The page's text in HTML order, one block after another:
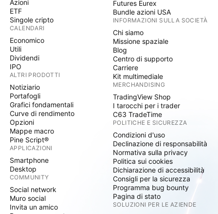
Azioni
ETF
Singole cripto
CALENDARI
Economico
Utili
Dividendi
IPO
ALTRI PRODOTTI
Notiziario
Portafogli
Grafici fondamentali
Curve di rendimento
Opzioni
Mappe macro
Pine Script®
APPLICAZIONI
Smartphone
Desktop
COMMUNITY
Social network
Muro social
Invita un amico
Futures Eurex
Bundle azioni USA
INFORMAZIONI SULLA SOCIETÀ
Chi siamo
Missione spaziale
Blog
Centro di supporto
Carriere
Kit multimediale
MERCHANDISING
TradingView Shop
I tarocchi per i trader
C63 TradeTime
POLITICHE E SICUREZZA
Condizioni d'uso
Declinazione di responsabilità
Normativa sulla privacy
Politica sui cookies
Dichiarazione di accessibilità
Consigli per la sicurezza
Programma bug bounty
Pagina di stato
SOLUZIONI PER LE AZIENDE